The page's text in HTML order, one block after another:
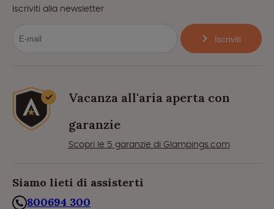
Iscriviti alla newsletter
Iscriviti
Vacanza all'aria aperta con
garanzie
Scopri le 5 garanzie di Glampings.com
Siamo lieti di assisterti
800694 300